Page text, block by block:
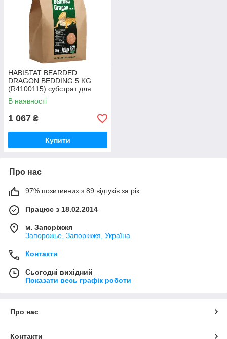
HABISTAT BEARDED
DRAGON BEDDING 5 KG
(R4100115) субстрат для
тераріума
В наявності
1 067 ₴
Купити
Про нас
97% позитивних з 89 відгуків за рік
Працює з 18.02.2014
м. Запоріжжя
Запорожье, Запоріжжя, Україна
Контакти
Сьогодні вихідний
Показати весь графік роботи
Про нас
Контакти